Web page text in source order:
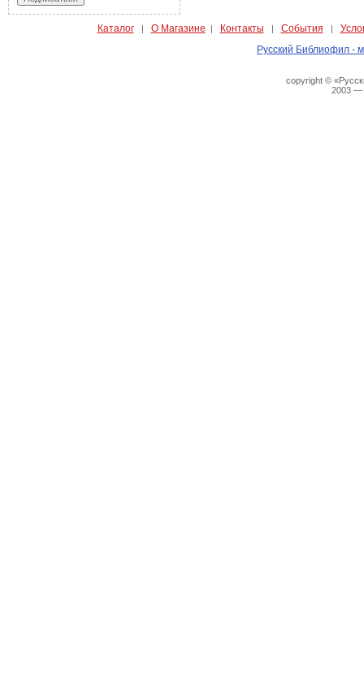
Каталог| О Магазине | Контакты | События |
Русский Библиофил -
copyright ©
2003 —